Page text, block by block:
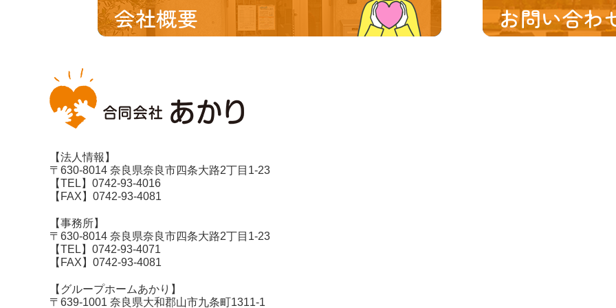
会社概要 お問い合わ
【法人情報】
〒630-8014 奈良県奈良市四条大路2丁目1-23
【TEL】0742-93-4016
【FAX】0742-93-4081
【事務所】
〒630-8014 奈良県奈良市四条大路2丁目1-23
【TEL】0742-93-4071
【FAX】0742-93-4081
【グループホームあかり】
〒639-1001 奈良県大和郡山市九条町1311-1